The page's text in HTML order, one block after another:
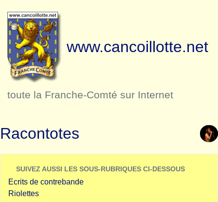
www.cancoillotte.net
toute la Franche-Comté sur Internet
Racontotes
SUIVEZ AUSSI LES SOUS-RUBRIQUES CI-DESSOUS
Ecrits de contrebande
Riolettes